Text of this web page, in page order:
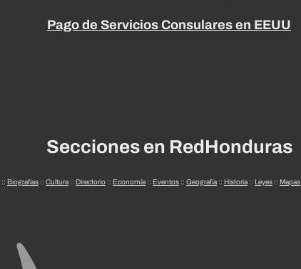
Pago de Servicios Consulares en EEUU
Secciones en RedHonduras
:: Biografías :: Cultura :: Directorio :: Economía :: Eventos :: Geografía :: Historia :: Leyes :: Mapas